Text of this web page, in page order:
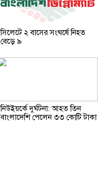
সিলেটে ২ বাসের সংঘর্ষে নিহত
বেড়ে ৯
নিউইয়র্কে দুর্ঘটনা: আহত তিন
বাংলাদেশি পেলেন ৩৩ কোটি টাকা